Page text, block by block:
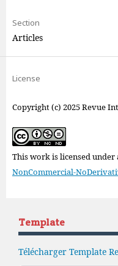
Section
Articles
License
Copyright (c) 2025 Revue
This work is licensed under
NonCommercial-
Template
Télécharger Template